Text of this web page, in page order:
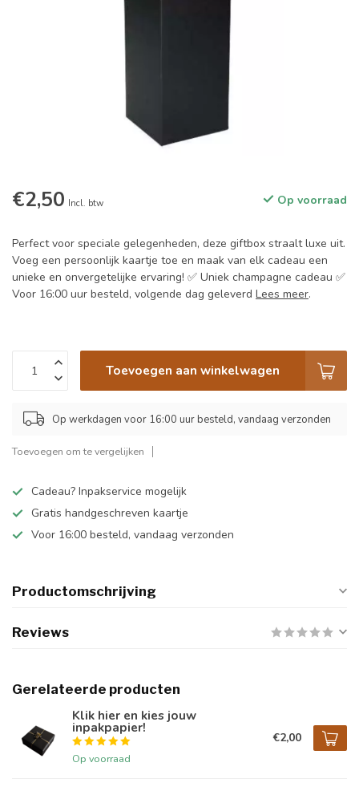
€2,50 Incl. btw Op voorraad
Perfect voor speciale gelegenheden, deze giftbox straalt luxe uit.
Voeg een persoonlijk kaartje toe en maak van elk cadeau een
unieke en onvergetelijke ervaring! ✅ Uniek champagne cadeau ✅
Voor 16:00 uur besteld, volgende dag geleverd Lees meer.
Toevoegen aan winkelwagen
Op werkdagen voor 16:00 uur besteld, vandaag verzonden
Toevoegen om te vergelijken
Cadeau? Inpakservice mogelijk
Gratis handgeschreven kaartje
Voor 16:00 besteld, vandaag verzonden
Productomschrijving
Reviews
Gerelateerde producten
Klik hier en kies jouw
inpakpapier!
Op voorraad
€2,00